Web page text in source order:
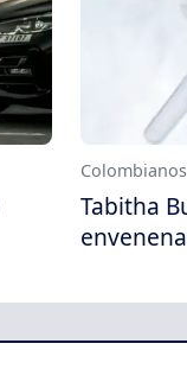
Colombianos
Tabitha